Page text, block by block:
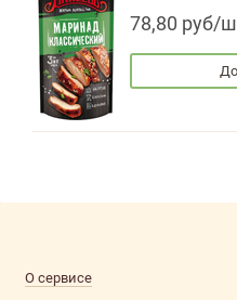
78,80 руб/
О сервисе